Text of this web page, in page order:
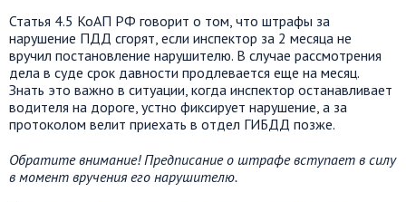
Статья 4.5 КоАП РФ говорит о том, что штрафы за
нарушение ПДД сгорят, если инспектор за 2 месяца не
вручил постановление нарушителю. В случае рассмотрения
дела в суде срок давности продлевается еще на месяц.
Знать это важно в ситуации, когда инспектор останавливает
водителя на дороге, устно фиксирует нарушение, а за
протоколом велит приехать в отдел ГИБДД позже.
Обратите внимание! Предписание о штрафе вступает в силу
в момент вручения его нарушителю.